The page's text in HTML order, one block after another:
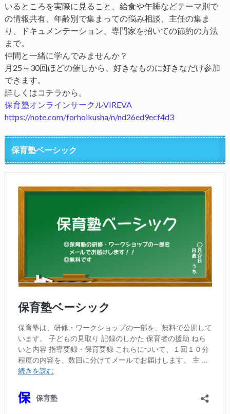
いるところを実際に見ること、給食や午睡などテーマ別で
の情報共有、年齢別で集まっての悩み相談、主任の集ま
り、ドキュメンテーション、専門家を招いての節約の方法
まで。
仲間と一緒に学んでみませんか？
月25～30回ほどの催しから、好きなものに好きなだけ参加
できます。
詳しくはコチラから。
保育塾オンラインサークルVIREVA
https://note.com/forhoikusha/n/nd26ed9ecf4d3
保育塾ベーシック